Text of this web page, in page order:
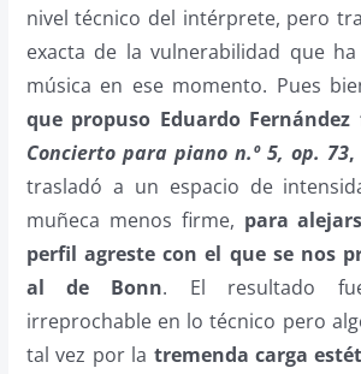
nivel técnico del intérprete, pero
exacta de la vulnerabilidad que
música en ese momento. Pues
que propuso Eduardo
Concierto para piano n.º 5, op. 73,
trasladó a un espacio de
muñeca menos firme, para
perfil agreste con el que se nos
al de Bonn. El resultado
irreprochable en lo técnico pero
tal vez por la tremenda carga